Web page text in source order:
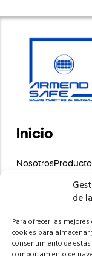
de
Para ofrecer las
cookies para almacenar
consentimiento de
comportamiento de
Inicio
Nosotros
Av. José
Ambato,